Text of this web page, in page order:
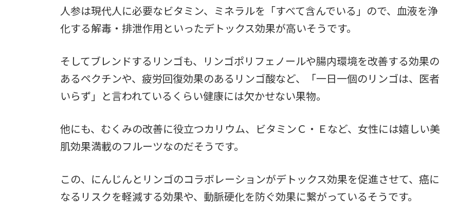
人参は現代人に必要なビタミン、ミネラルを「すべて含んでいる」ので、血液を浄
化する解毒・排泄作用といったデトックス効果が高いそうです。
そしてブレンドするリンゴも、リンゴポリフェノールや腸内環境を改善する効果の
あるペクチンや、疲労回復効果のあるリンゴ酸など、「一日一個のリンゴは、医者
いらず」と言われているくらい健康には欠かせない果物。
他にも、むくみの改善に役立つカリウム、ビタミンＣ・Ｅなど、女性には嬉しい美
肌効果満載のフルーツなのだそうです。
この、にんじんとリンゴのコラボレーションがデトックス効果を促進させて、癌に
なるリスクを軽減する効果や、動脈硬化を防ぐ効果に繋がっているそうです。